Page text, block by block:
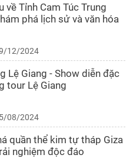
về Tỉnh Cam Túc Trung
phá lịch sử và văn hóa
12/2024
Lệ Giang - Show diễn đặc
tour Lệ Giang
08/2024
quần thể kim tự tháp Giza
nghiệm độc đáo